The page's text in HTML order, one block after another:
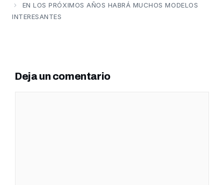
EN LOS PRÓXIMOS AÑOS HABRÁ MUCHOS MODELOS
INTERESANTES
Deja un comentario